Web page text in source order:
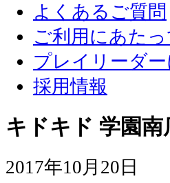
よくあるご質問
ご利用にあた
プレイリーダ
採用情報
キドキド 学園
2017年10月20日